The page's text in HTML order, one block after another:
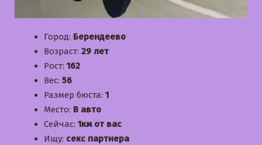
Город: Берендеево
Возраст: 29 лет
Рост: 162
Вес: 56
Размер бюста: 1
Место: В авто
Сейчас: 1км от вас
Ищу: секс партнера